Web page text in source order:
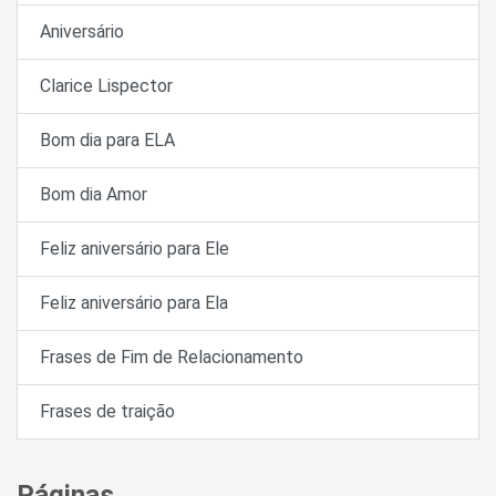
Aniversário
Clarice Lispector
Bom dia para ELA
Bom dia Amor
Feliz aniversário para Ele
Feliz aniversário para Ela
Frases de Fim de Relacionamento
Frases de traição